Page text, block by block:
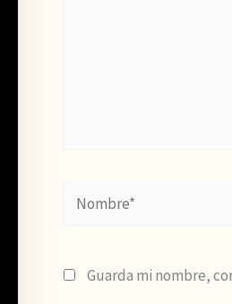
Nombre*
Guarda mi nombre,